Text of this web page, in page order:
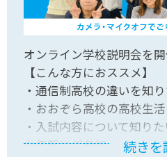
オンライン学校説明会を
【こんな方におススメ】
・通信制高校の違いを知
・おおぞら高校の高校生
・入試内容について知り
お気軽にご参加ください
続きを